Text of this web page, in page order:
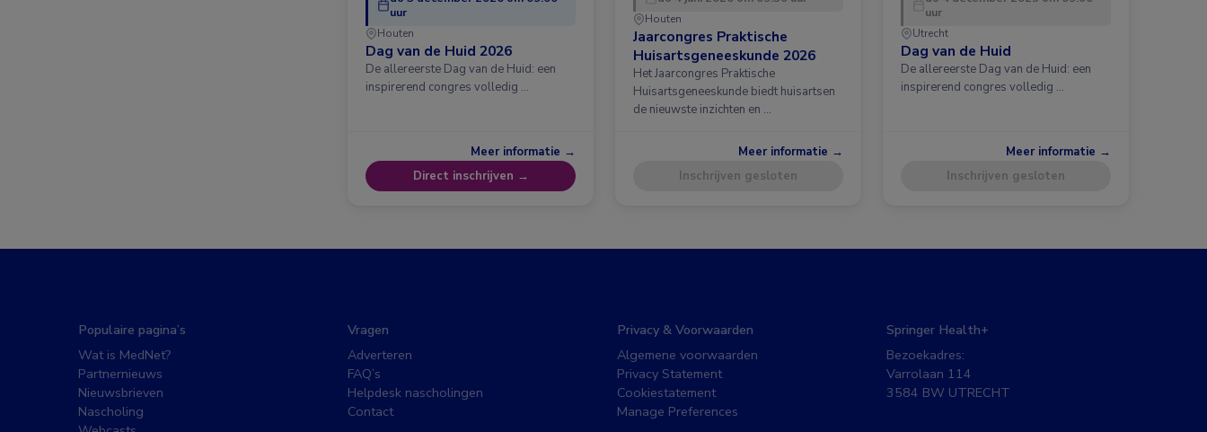
uur
Houten
Dag van de Huid 2026
De allereerste Dag van de Huid: een
inspirerend congres volledig …
Meer informatie →
Direct inschrijven →
Houten
Jaarcongres Praktische
Huisartsgeneeskunde 2026
Het Jaarcongres Praktische
Huisartsgeneeskunde biedt huisartsen
de nieuwste inzichten en …
Meer informatie →
Inschrijven gesloten
uur
Utrecht
Dag van de Huid
De allereerste Dag van de Huid: een
inspirerend congres volledig …
Meer informatie →
Inschrijven gesloten
Populaire pagina’s
Wat is MedNet?
Partnernieuws
Nieuwsbrieven
Nascholing
Vragen
Adverteren
FAQ’s
Helpdesk nascholingen
Contact
Privacy & Voorwaarden
Algemene voorwaarden
Privacy Statement
Cookiestatement
Manage Preferences
Springer Health+
Bezoekadres:
Varrolaan 114
3584 BW UTRECHT